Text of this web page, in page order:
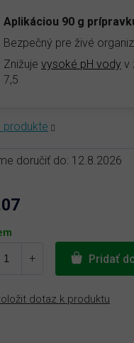
doručiť do: 12.8.2026
Pridať
Aplikáciou 90 g
Bezpečný pre živé
Znižuje vysoké pH vody v
7,5